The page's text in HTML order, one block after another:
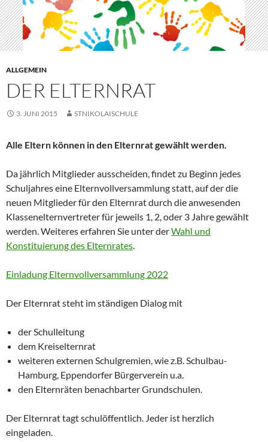
ALLGEMEIN
DER ELTERNRAT
3. JUNI 2015 STNIKOLAISCHULE
Alle Eltern können in den Elternrat gewählt werden.
Da jährlich Mitglieder ausscheiden, findet zu Beginn jedes
Schuljahres eine Elternvollversammlung statt, auf der die
neuen Mitglieder für den Elternrat durch die anwesenden
Klassenelternvertreter für jeweils 1, 2, oder 3 Jahre gewählt
werden. Weiteres erfahren Sie unter derWahl und
Konstituierung des Elternrates
Einladung Elternvollversammlung 2022
Der Elternrat steht im ständigen Dialog mit
der Schulleitung
dem Kreiselternrat
weiteren externen Schulgremien, wie z.B. Schulbau-
Hamburg, Eppendorfer Bürgerverein u.a.
den Elternräten benachbarter Grundschulen.
Der Elternrat tagt schulöffentlich. Jeder ist herzlich
eingeladen.